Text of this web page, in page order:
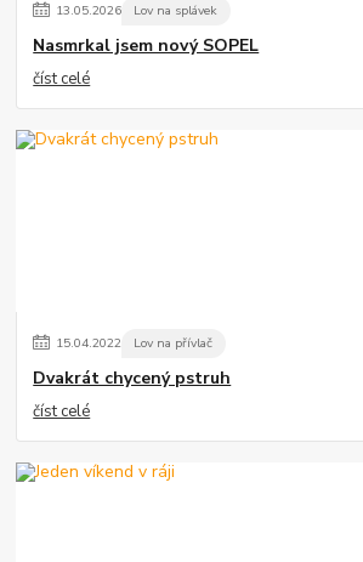
13.05.2026 Lov na splávek
Nasmrkal jsem nový SOPEL
číst celé
15.04.2022 Lov na přívlač
Dvakrát chycený pstruh
číst celé